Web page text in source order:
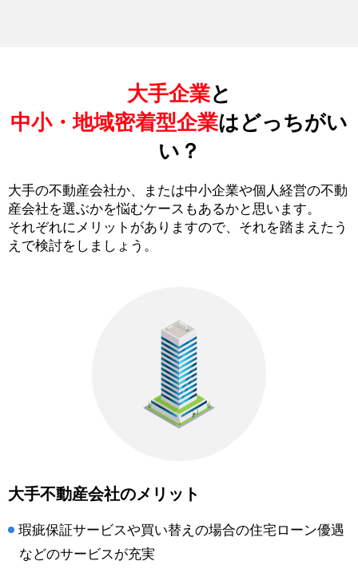
大手企業と
中小・地域密着型企業はどっちがい
い？
大手の不動産会社か、または中小企業や個人経営の不動
産会社を選ぶかを悩むケースもあるかと思います。
それぞれにメリットがありますので、それを踏まえたう
えで検討をしましょう。
大手不動産会社のメリット
瑕疵保証サービスや買い替えの場合の住宅ローン優遇
などのサービスが充実